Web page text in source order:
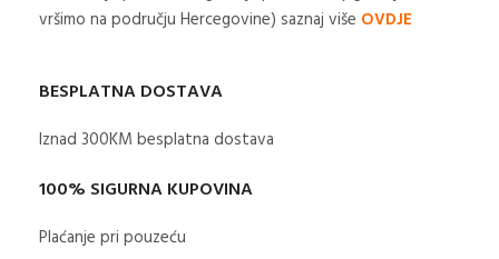
vršimo na području Hercegovine) saznaj više OVDJE
BESPLATNA DOSTAVA
Iznad 300KM besplatna dostava​
100% SIGURNA KUPOVINA
Plaćanje pri pouzeću